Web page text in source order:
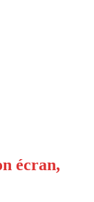
écran,